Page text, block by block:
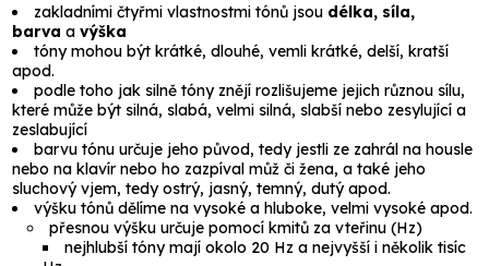
zakladními čtyřmi vlastnostmi tónů jsou délka, síla,
barva avýška
tóny mohou být krátké, dlouhé, vemli krátké, delší, kratší
apod.
podle toho jak silně tóny znějí rozlišujeme jejich různou sílu,
které může být silná, slabá, velmi silná, slabší nebo zesylující a
zeslabující
barvu tónu určuje jeho původ, tedy jestli ze zahrál na housle
nebo na klavír nebo ho zazpíval můž či žena, a také jeho
sluchový vjem, tedy ostrý, jasný, temný, dutý apod.
výšku tónů dělíme na vysoké a hluboke, velmi vysoké apod.
přesnou výšku určuje pomocí kmitů za vteřinu (Hz)
nejhlubší tóny mají okolo 20 Hz a nejvyšší i několik tisíc